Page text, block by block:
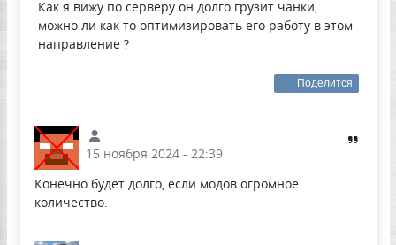
Как я вижу по серверу он долго грузит чанки,
можно ли как то оптимизировать его работу в этом
направление ?
Поделится
15 ноября 2024 - 22:39
Конечно будет долго, если модов огромное
количество.